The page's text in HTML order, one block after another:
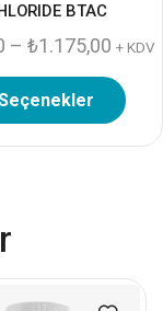
BTAC
– ₺1.175,00 + KDV